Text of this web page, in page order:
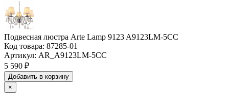
Подвесная люстра Arte Lamp 9123 A9123LM-5CC
Код товара: 87285-01
Артикул: AR_A9123LM-5CC
5 590 ₽
Добавить в корзину
×